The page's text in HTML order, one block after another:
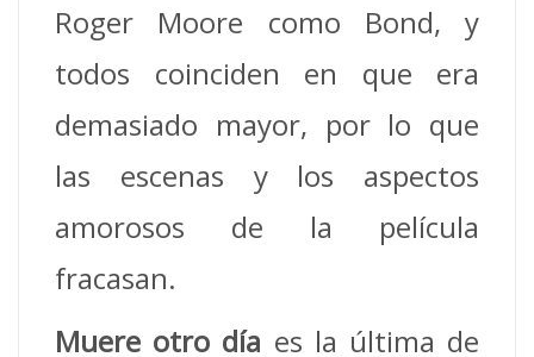
Roger Moore como Bond, y
todos coinciden en que era
demasiado mayor, por lo que
las escenas y los aspectos
amorosos de la película
fracasan.
Muere otro día es la última de